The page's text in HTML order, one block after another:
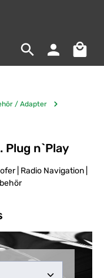
/ Adapter
Plug n`Play
| Radio Navigation |